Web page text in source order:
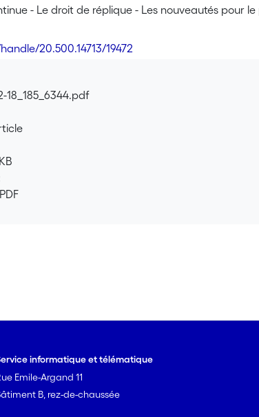
- Le droit de réplique - Les nouveautés pour
20.500.14713/19472
18_185_6344.pdf
informatique et télématique
Emile-Argand 11
B, rez-de-chaussée